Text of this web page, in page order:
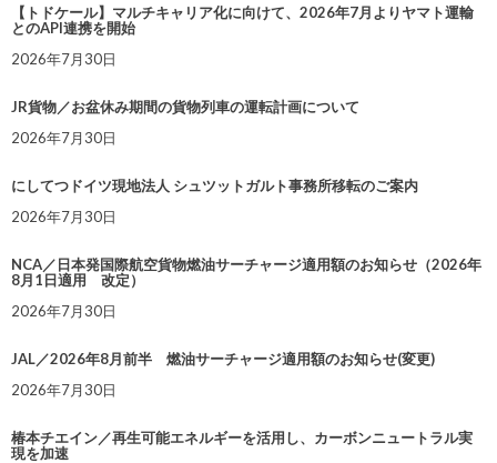
【トドケール】マルチキャリア化に向けて、2026年7月よりヤマト運輸
とのAPI連携を開始
2026年7月30日
JR貨物／お盆休み期間の貨物列車の運転計画について
2026年7月30日
にしてつドイツ現地法人 シュツットガルト事務所移転のご案内
2026年7月30日
NCA／日本発国際航空貨物燃油サーチャージ適用額のお知らせ（2026年
8月1日適用 改定）
2026年7月30日
JAL／2026年8月前半 燃油サーチャージ適用額のお知らせ(変更)
2026年7月30日
椿本チエイン／再生可能エネルギーを活用し、カーボンニュートラル実
現を加速